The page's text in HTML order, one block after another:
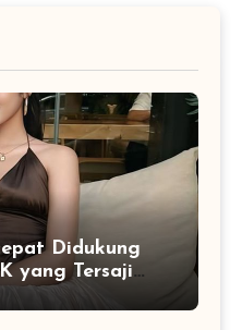
Didukung
yang Tersaji